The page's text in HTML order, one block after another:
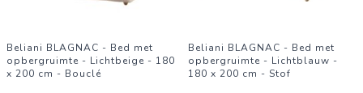
Beliani BLAGNAC - Bed met
opbergruimte - Lichtbeige - 180
x 200 cm - Bouclé
Beliani BLAGNAC - Bed met
opbergruimte - Lichtblauw -
180 x 200 cm - Stof